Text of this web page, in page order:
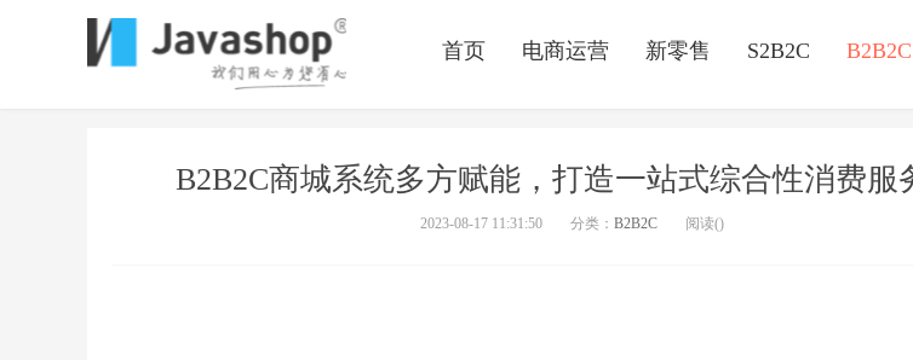
首页 电商运营 新零售 S2B2C B2B2C
B2B2C商城系统多方赋能，打造一站式综合性消费服
2023-08-17 11:31:50 分类： B2B2C 阅读()